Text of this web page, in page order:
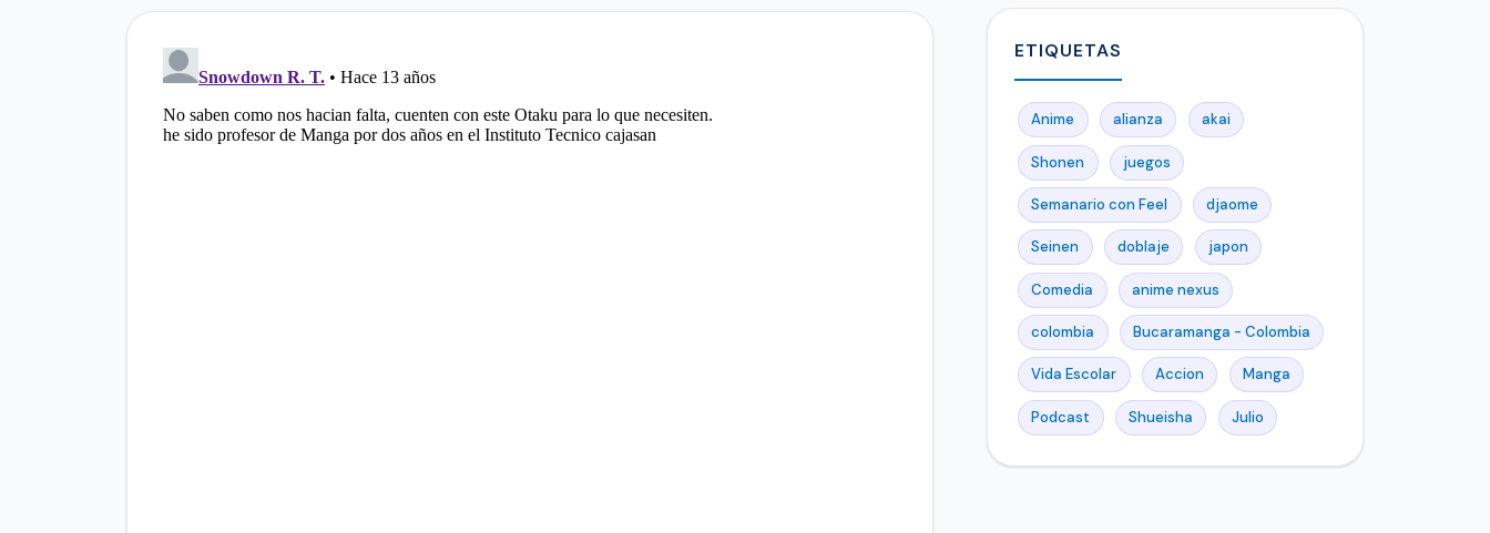
ETIQUETAS
Anime alianza akai
Shonen juegos
Semanario con Feel djaome
Seinen doblaje japon
Comedia anime nexus
colombia Bucaramanga - Colombia
Vida Escolar Accion Manga
Podcast Shueisha Julio